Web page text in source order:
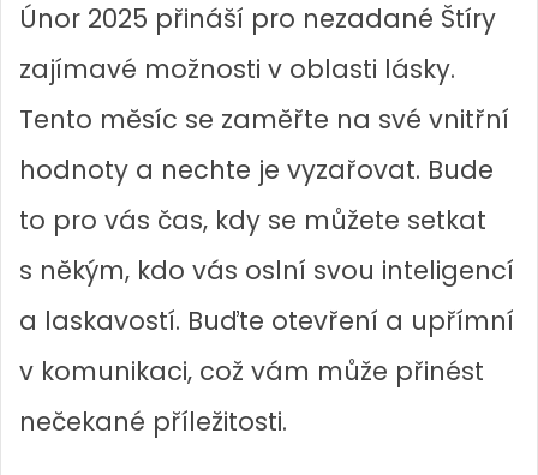
Únor 2025 přináší pro nezadané Štíry
zajímavé možnosti v oblasti lásky.
Tento měsíc se zaměřte na své vnitřní
hodnoty a nechte je vyzařovat. Bude
to pro vás čas, kdy se můžete setkat
s někým, kdo vás oslní svou inteligencí
a laskavostí. Buďte otevření a upřímní
v komunikaci, což vám může přinést
nečekané příležitosti.